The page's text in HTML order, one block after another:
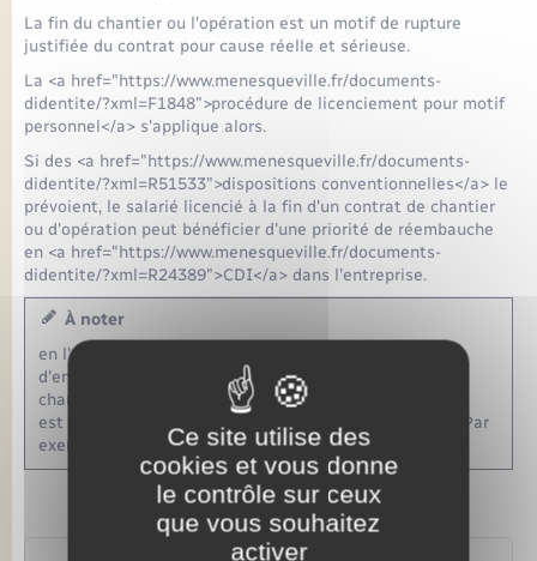
La fin du chantier ou l'opération est un motif de rupture
justifiée du contrat pour cause réelle et sérieuse.
La <a href="https://www.menesqueville.fr/documents-
didentite/?xml=F1848">procédure de licenciement pour motif
personnel</a> s'applique alors.
Si des <a href="https://www.menesqueville.fr/documents-
didentite/?xml=R51533">dispositions conventionnelles</a> le
prévoient, le salarié licencié à la fin d'un contrat de chantier
ou d'opération peut bénéficier d'une priorité de réembauche
en <a href="https://www.menesqueville.fr/documents-
didentite/?xml=R24389">CDI</a> dans l'entreprise.
À noter
en l'absence de convention collective ou d'accord
d'entreprise, il est possible de conclure un contrat de
chantier ou d'opération dans les secteurs où son usage
est habituel et conforme à l'exercice de la profession. Par
exemple, dans une entreprise du secteur du BTP.
Ce site utilise des
cookies et vous donne
le contrôle sur ceux
que vous souhaitez
activer